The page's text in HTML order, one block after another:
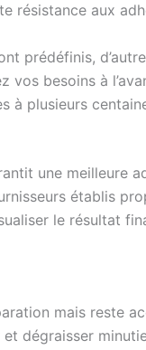
résistance aux
prédéfinis,
vos besoins à
à plusieurs
une meilleure
établis
le résultat
mais reste
dégraisser